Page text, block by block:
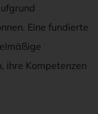
Eine fundierte
ihre Kompetenzen